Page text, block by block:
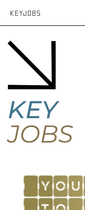
KEYJOBS
KEY
JOBS